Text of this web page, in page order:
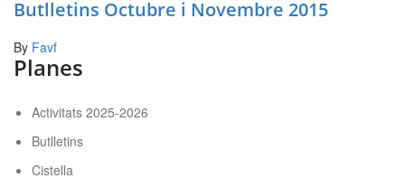
Butlletins Octubre i Novembre 2015
By Favf
Planes
Activitats 2025-2026
Butlletins
Cistella